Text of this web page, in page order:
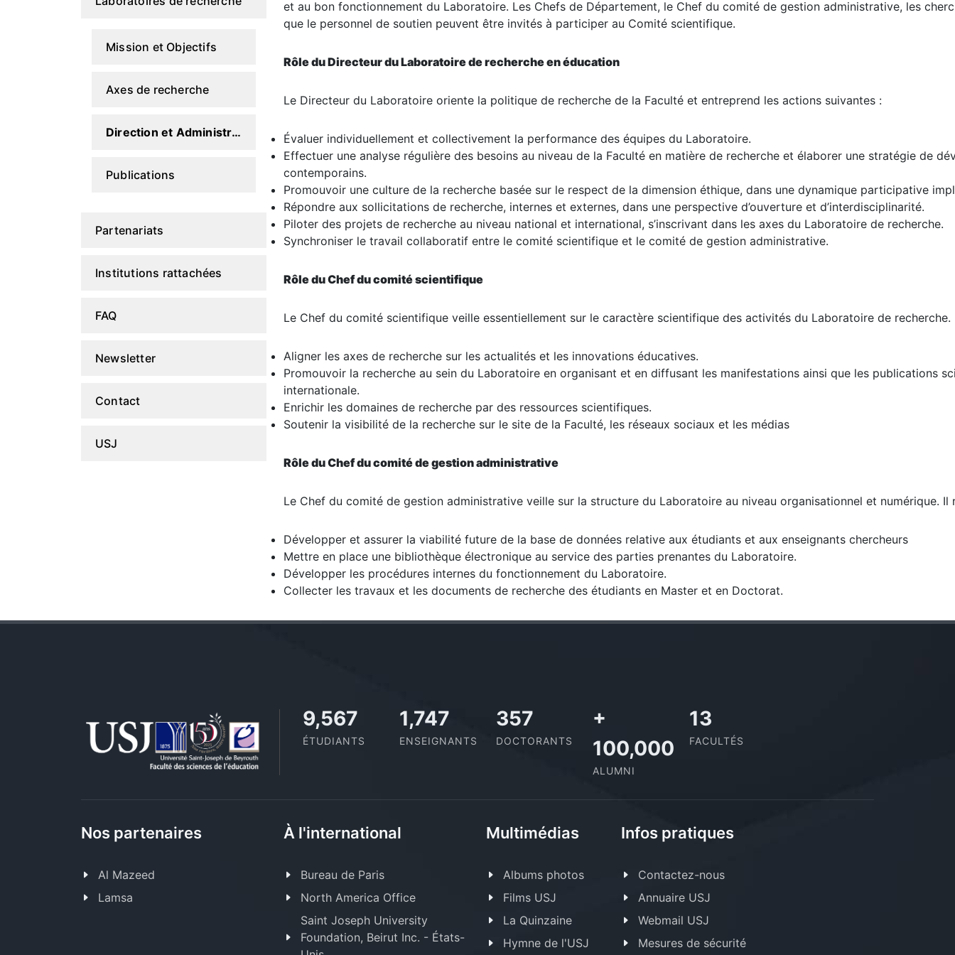
Mission et Objectifs
Axes de recherche
Direction et Administration
Publications
Partenariats
Institutions rattachées
FAQ
Newsletter
Contact
USJ
et au bon fonctionnement du Laboratoire. Les Chefs de Département, le Chef du comité de gestion administrative, les
que le personnel de soutien peuvent être invités à participer au Comité scientifique.
Rôle du Directeur du Laboratoire de recherche en éducation
Le Directeur du Laboratoire oriente la politique de recherche de la Faculté et entreprend les actions suivantes :
Évaluer individuellement et collectivement la performance des équipes du Laboratoire.
Effectuer une analyse régulière des besoins au niveau de la Faculté en matière de recherche et élaborer une stratégie de
contemporains.
Promouvoir une culture de la recherche basée sur le respect de la dimension éthique, dans une dynamique participative
Répondre aux sollicitations de recherche, internes et externes, dans une perspective d’ouverture et d’interdisciplinarité.
Piloter des projets de recherche au niveau national et international, s’inscrivant dans les axes du Laboratoire de recherche.
Synchroniser le travail collaboratif entre le comité scientifique et le comité de gestion administrative.
Rôle du Chef du comité scientifique
Le Chef du comité scientifique veille essentiellement sur le caractère scientifique des activités du Laboratoire de
Aligner les axes de recherche sur les actualités et les innovations éducatives.
Promouvoir la recherche au sein du Laboratoire en organisant et en diffusant les manifestations ainsi que les publications
internationale.
Enrichir les domaines de recherche par des ressources scientifiques.
Soutenir la visibilité de la recherche sur le site de la Faculté, les réseaux sociaux et les médias
Rôle du Chef du comité de gestion administrative
Le Chef du comité de gestion administrative veille sur la structure du Laboratoire au niveau organisationnel et numérique. Il
Développer et assurer la viabilité future de la base de données relative aux étudiants et aux enseignants chercheurs
Mettre en place une bibliothèque électronique au service des parties prenantes du Laboratoire.
Développer les procédures internes du fonctionnement du Laboratoire.
Collecter les travaux et les documents de recherche des étudiants en Master et en Doctorat.
11,110
ÉTUDIANTS
2,029
ENSEIGNANTS
414
DOCTORANTS
+
100,000
ALUMNI
13
FACULTÉS
Nos partenaires
Al Mazeed
Lamsa
À l'international
Bureau de Paris
North America Office
Saint Joseph University
Foundation, Beirut Inc. - États-
Multimédias
Albums photos
Films USJ
La Quinzaine
Hymne de l'USJ
Infos pratiques
Contactez-nous
Annuaire USJ
Webmail USJ
Mesures de sécurité